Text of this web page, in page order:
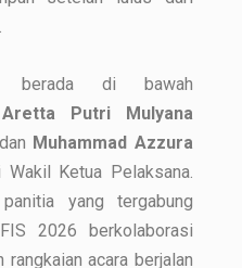
berada di bawah
Putri Mulyana
Muhammad Azzura
Wakil Ketua Pelaksana.
yang tergabung
2026 berkolaborasi
acara berjalan